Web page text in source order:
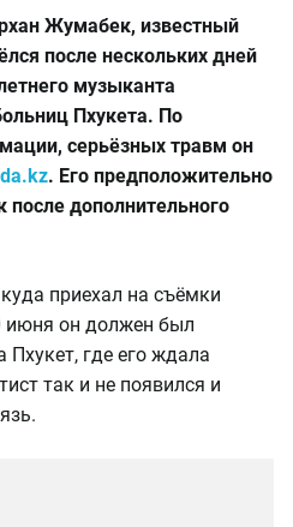
Жумабек, известный
после нескольких дней
музыканта
Пхукета. По
серьёзных травм он
. Его предположительно
после дополнительного
приехал на съёмки
июня он должен был
Пхукет, где его ждала
так и не появился и